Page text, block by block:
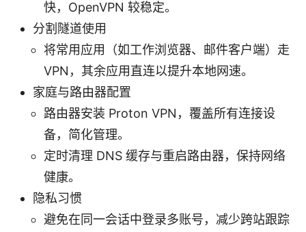
快，OpenVPN 较稳定。
分割隧道使用
将常用应用（如工作浏览器、邮件客户端）走
VPN，其余应用直连以提升本地网速。
家庭与路由器配置
路由器安装 Proton VPN，覆盖所有连接设
备，简化管理。
定时清理 DNS 缓存与重启路由器，保持网络
健康。
隐私习惯
避免在同一会话中登录多账号，减少跨站跟踪